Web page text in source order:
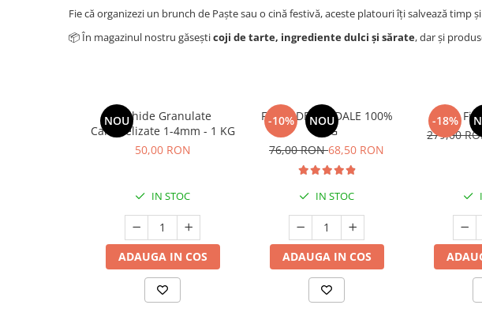
Fie că organizezi un brunch de Paște sau o cină festivă, aceste platouri îți salvează timp
📦 În magazinul nostru găseșticoji de tarte, ingrediente dulci și sărate, dar și
NOU
Arahide Granulate
Caramelizate 1-4mm - 1 KG
50,00 RON
IN STOC
ADAUGA IN COS
-10% NOU
FAINA DE MIGDALE 100%
1KG
76,00 RON68,50 RON
IN STOC
ADAUGA IN COS
-18%
279,00